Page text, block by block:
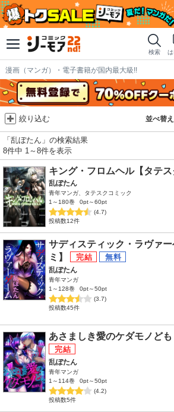
検索 は
漫画（マンガ）・電子書籍が国内最大級!!
並べ替
絞り込む
「乱ぼたん」の検索結果
8件中 1～8件を表示
キング・フロムヘル【タテス
乱ぼたん
青年マンガ、タテスクコミック
1～180巻
0pt～60pt
(4.7)
投稿数12件
サディスティック・ラヴァ
ミ】
乱ぼたん
青年マンガ
1～128巻
0pt～50pt
(3.7)
投稿数45件
あさましき愛のケダモノども
乱ぼたん
青年マンガ
1～114巻
0pt～50pt
(4.2)
投稿数5件